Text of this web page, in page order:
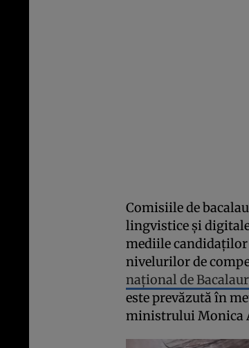
Comisiile de
lingvistice și
mediile candidaților
nivelurilor de
național de
este prevăzută în
ministrului Monica